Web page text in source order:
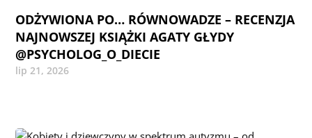
ODŻYWIONA PO… RÓWNOWADZE – RECENZJA
NAJNOWSZEJ KSIĄŻKI AGATY GŁYDY
@PSYCHOLOG_O_DIECIE
lip 21, 2026